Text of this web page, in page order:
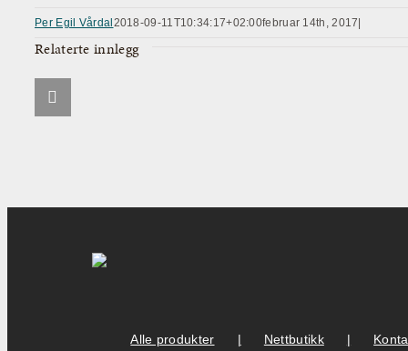
Per Egil Vårdal 2018-09-11T10:34:17+02:00februar 14th, 2017
Relaterte innlegg
Alle produkter Nettbutikk